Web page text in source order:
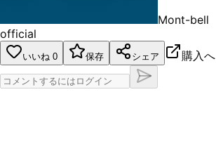
Mont-bell
official
いいね 0 保存 シェア 購入へ